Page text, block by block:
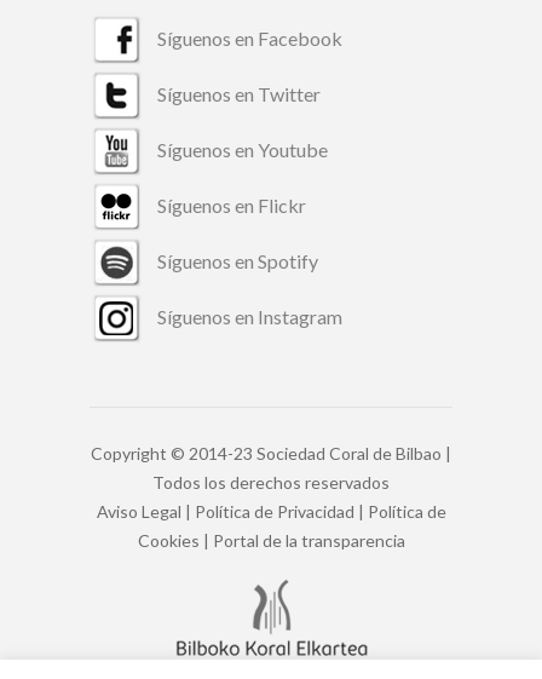
Síguenos en Facebook
Síguenos en Twitter
Síguenos en Youtube
Síguenos en Flickr
Síguenos en Spotify
Síguenos en Instagram
Copyright © 2014-23 Sociedad Coral de Bilbao |
Todos los derechos reservados
Aviso Legal | Política de Privacidad | Política de
Cookies | Portal de la transparencia